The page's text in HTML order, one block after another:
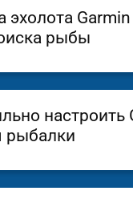
эхолота
рыбы
настроить
рыбалки